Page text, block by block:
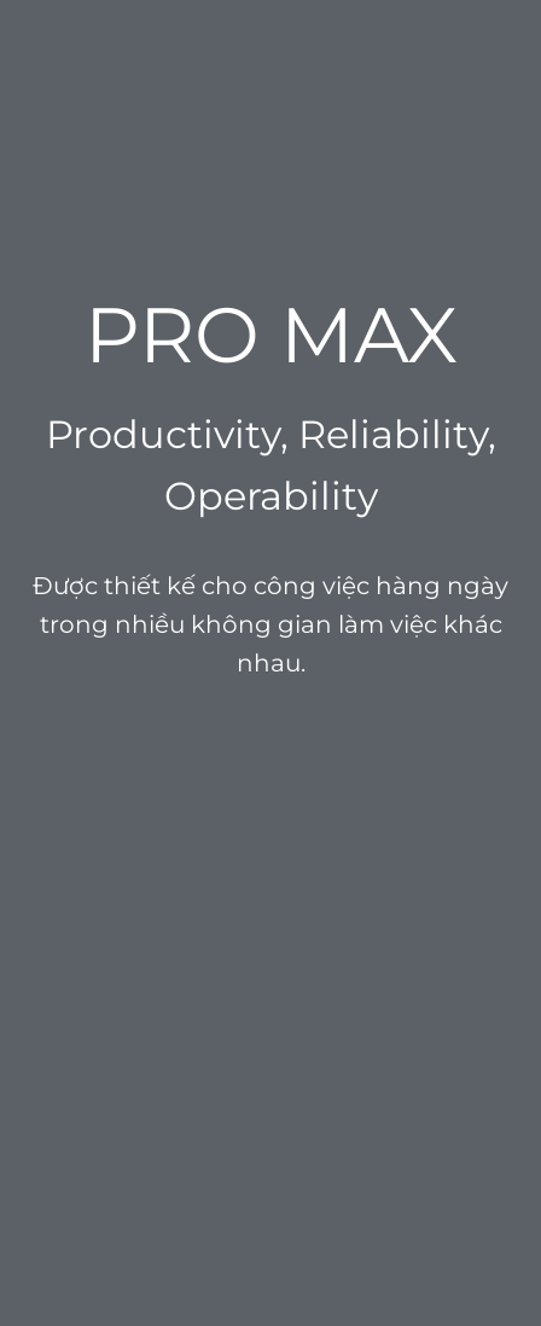
PRO MAX
Productivity, Reliability,
Operability
Được thiết kế cho công việc hàng ngày
trong nhiều không gian làm việc khác
nhau.